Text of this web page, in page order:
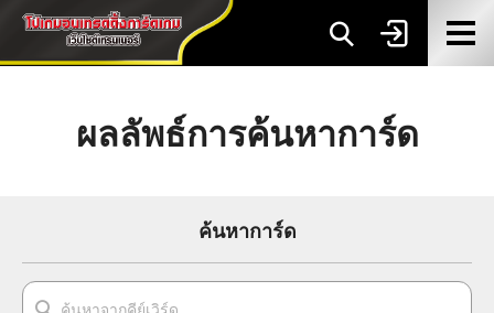
ผลลัพธ์การค้นหาการ์ด
ค้นหาการ์ด